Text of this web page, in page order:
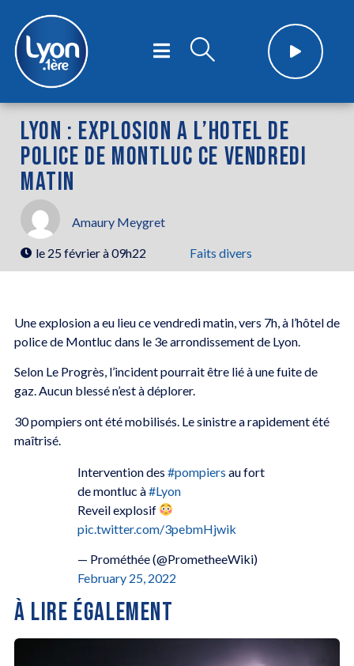
LYON : EXPLOSION A L’HOTEL DE
POLICE DE MONTLUC CE VENDREDI
MATIN
Amaury Meygret
le 25 février à 09h22 Faits divers
Une explosion a eu lieu ce vendredi matin, vers 7h, à l’hôtel de
police de Montluc dans le 3e arrondissement de Lyon.
Selon Le Progrès, l’incident pourrait être lié à une fuite de
gaz. Aucun blessé n’est à déplorer.
30 pompiers ont été mobilisés. Le sinistre a rapidement été
maîtrisé.
Intervention des #pompiers au fort
de montluc à#Lyon
Reveil explosif
pic.twitter.com/3pebmHjwik
— Prométhée (@PrometheeWiki)
February 25, 2022
À LIRE ÉGALEMENT